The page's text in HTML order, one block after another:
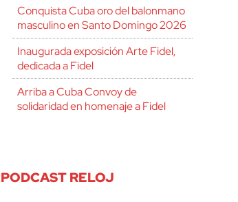
Conquista Cuba oro del balonmano
masculino en Santo Domingo 2026
Inaugurada exposición Arte Fidel,
dedicada a Fidel
Arriba a Cuba Convoy de
solidaridad en homenaje a Fidel
PODCAST RELOJ